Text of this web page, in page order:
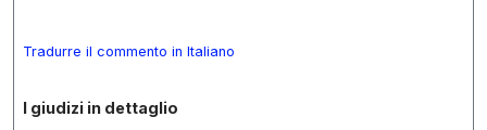
Tradurre il commento in Italiano
I giudizi in dettaglio